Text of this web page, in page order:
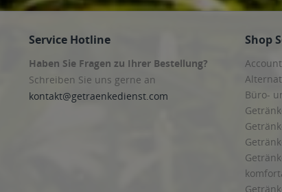
Service Hotline
Haben Sie Fragen zu Ihrer Bestellung?
Schreiben Sie uns gerne an
kontakt@getraenkedienst.com
Shop
Büro-